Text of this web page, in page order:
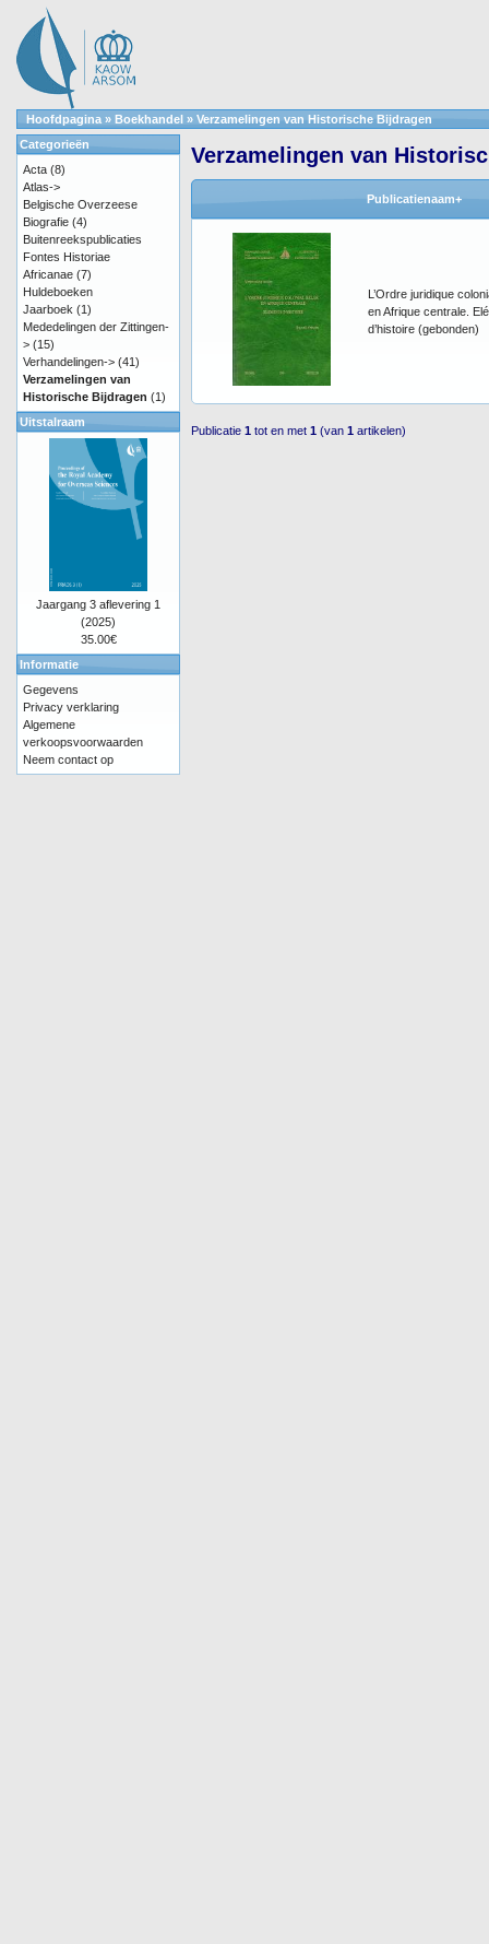
Hoofdpagina » Boekhandel » Verzamelingen van Historische Bijdragen
Verzamelingen van
Publicatienaam+
L’Ordre juridique
en Afrique centrale.
d’histoire (gebonden)
Publicatie 1 tot en met 1 (van 1 artikelen)
Categorieën
Acta (8)
Atlas->
Belgische Overzeese
Biografie (4)
Buitenreekspublicaties
Fontes Historiae
Africanae (7)
Huldeboeken
Jaarboek (1)
Mededelingen der Zittingen-
> (15)
Verhandelingen-> (41)
Verzamelingen van
Historische Bijdragen (1)
Uitstalraam
Jaargang 3 aflevering 1
(2025)
35.00€
Informatie
Gegevens
Privacy verklaring
Algemene
verkoopsvoorwaarden
Neem contact op